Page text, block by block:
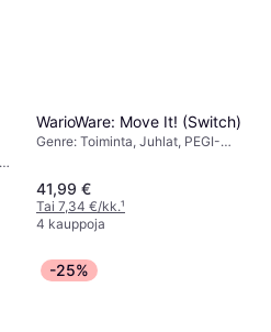
WarioWare: Move It! (Switch)
Genre: Toiminta, Juhlat, PEGI-
41,99 €
Tai 7,34 €/kk.¹
4 kauppoja
-25%